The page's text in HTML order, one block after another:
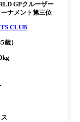
GPクルーザー
ナメント第三位
CLUB
歳）